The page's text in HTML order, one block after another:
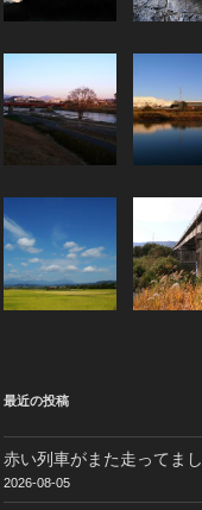
最近の投稿
赤い列車がまた走ってま
2026-08-05